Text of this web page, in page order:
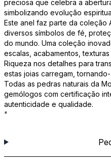
preciosa que celebra a
simbolizando evolução
Este anel faz parte da coleção
diversos símbolos de fé,
do mundo. Uma coleção
escalas, acabamentos,
Riqueza nos detalhes para
estas joias carregam,
Todas as pedras naturais da
gemólogos com certificação
autenticidade e qualidade.
"